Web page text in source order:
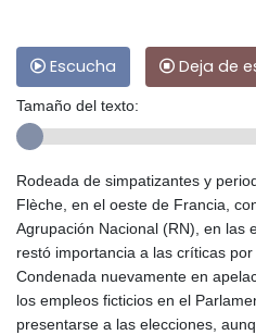
Escucha Deja de
Tamaño del texto:
Rodeada de simpatizantes y
Flèche, en el oeste de Francia,
Agrupación Nacional (RN), en las
restó importancia a las críticas
Condenada nuevamente en
los empleos ficticios en el
presentarse a las elecciones,